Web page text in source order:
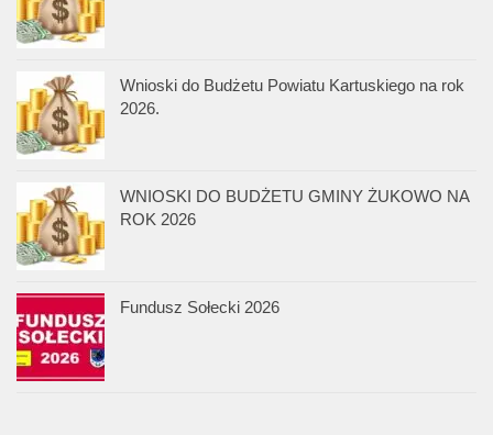
Wnioski do Budżetu Powiatu Kartuskiego na rok
2026.
WNIOSKI DO BUDŻETU GMINY ŻUKOWO NA
ROK 2026
Fundusz Sołecki 2026